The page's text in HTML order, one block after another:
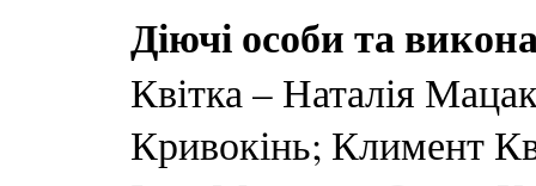
Діючі особи та
Квітка – Наталія
Кривокінь; Климент